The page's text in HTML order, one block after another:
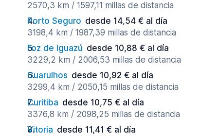
2570,3 km / 1597,11 millas de distancia
Porto Seguro desde 14,54 € al día
3198,4 km / 1987,39 millas de distancia
Foz de Iguazú desde 10,88 € al día
3229,2 km / 2006,53 millas de distancia
Guarulhos desde 10,92 € al día
3299,4 km / 2050,15 millas de distancia
Curitiba desde 10,75 € al día
3376,8 km / 2098,25 millas de distancia
Vitoria desde 11,41 € al día